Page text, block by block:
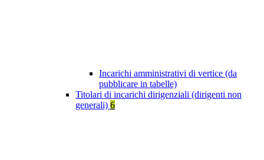
Incarichi amministrativi di vertice (da
pubblicare in tabelle)
Titolari di incarichi dirigenziali (dirigenti non
generali) 6